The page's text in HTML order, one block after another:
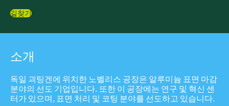
길찾기
소개
독일 괴팅겐에 위치한 노벨리스 공장은 알루미늄 표면 마감
분야의 선도 기업입니다. 또한 이 공장에는 연구 및 혁신 센
터가 있으며, 표면 처리 및 코팅 분야를 선도하고 있습니다.